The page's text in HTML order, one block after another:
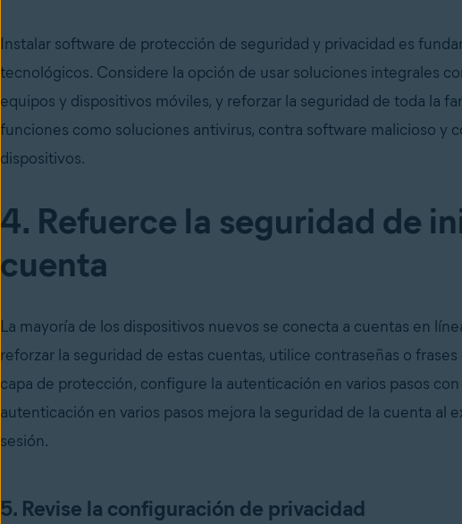
Instalar software de protección de seguridad y privacidad es
tecnológicos. Considere la opción de usar soluciones integrales
equipos y dispositivos móviles, y reforzar la seguridad de toda la
funciones como soluciones antivirus, contra software malicioso y
dispositivos.
4. Refuerce la seguridad de
cuenta
La mayoría de los dispositivos nuevos se conecta a cuentas en
reforzar la seguridad de estas cuentas, utilice contraseñas o
capa de protección, configure la autenticación en varios pasos
autenticación en varios pasos mejora la seguridad de la cuenta al
sesión.
5. Revise la configuración de privacidad